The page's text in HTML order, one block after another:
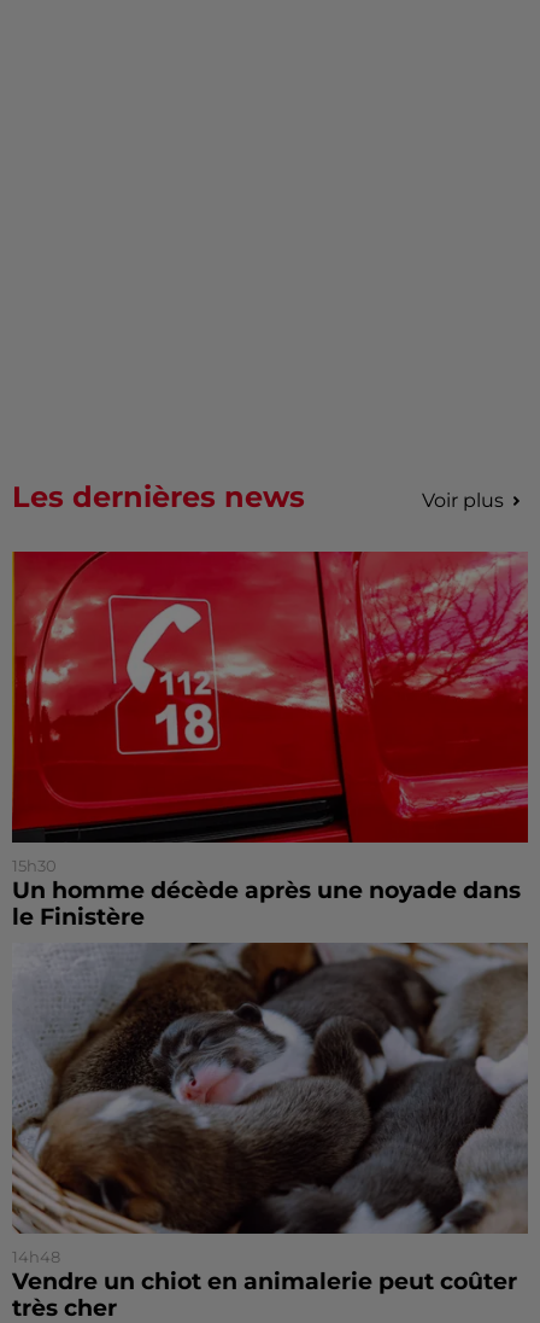
Les dernières news Voir plus
15h30
Un homme décède après une noyade dans
le Finistère
14h48
Vendre un chiot en animalerie peut coûter
très cher